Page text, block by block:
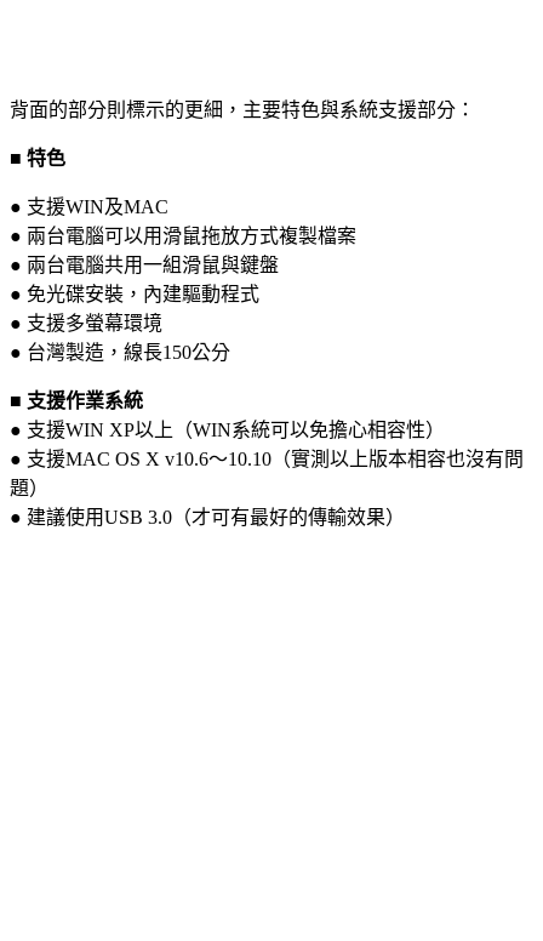
背面的部分則標示的更細，主要特色與系統支援部分：
■ 特色
● 支援WIN及MAC
● 兩台電腦可以用滑鼠拖放方式複製檔案
● 兩台電腦共用一組滑鼠與鍵盤
● 免光碟安裝，內建驅動程式
● 支援多螢幕環境
● 台灣製造，線長150公分
■ 支援作業系統
● 支援WIN XP以上（WIN系統可以免擔心相容性）
● 支援MAC OS X v10.6～10.10（實測以上版本相容也沒有問
題）
● 建議使用USB 3.0（才可有最好的傳輸效果）